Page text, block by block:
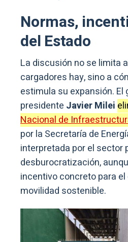
Normas,
del Estado
La discusión no se limita
cargadores hay, sino a
estimula su expansión. El
presidente Javier Milei
Nacional de
por la Secretaría de
interpretada por el sector
desburocratización,
incentivo concreto para
movilidad sostenible.